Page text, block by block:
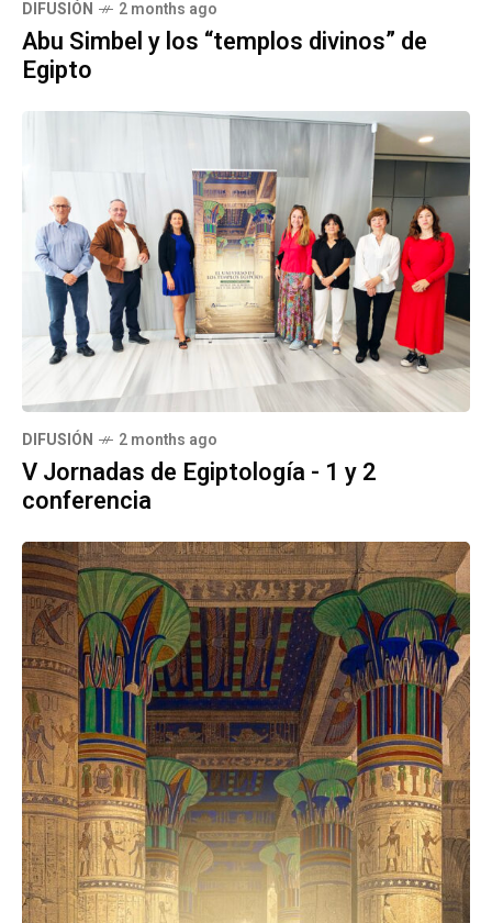
DIFUSIÓN 2 months ago
Abu Simbel y los “templos divinos” de
Egipto
DIFUSIÓN 2 months ago
V Jornadas de Egiptología - 1 y 2
conferencia